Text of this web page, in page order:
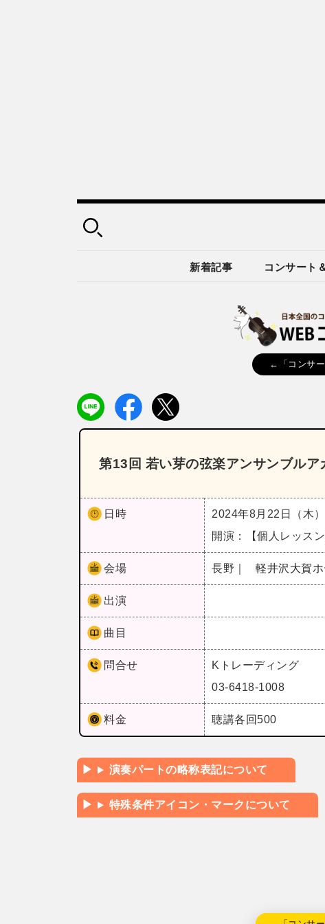
新着記事 コンサート
←「コンサ
第13回 若い芽の弦楽アンサンブルア
日時
2024年8月22日（木）
開演：【個人レッス
会場 長野｜ 軽井沢大賀
出演
曲目
問合せ
Kトレーディング
03-6418-1008
料金 聴講各回500
演奏パートの略称表記について
特殊条件アイコン・マークについて